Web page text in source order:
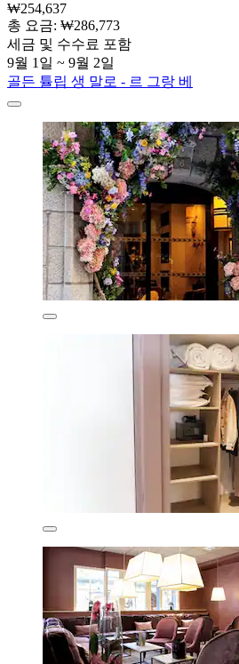
₩254,637
총 요금: ₩286,773
세금 및 수수료 포함
9월 1일 ~ 9월 2일
골든 튤립 생 말로 - 르 그랑 베